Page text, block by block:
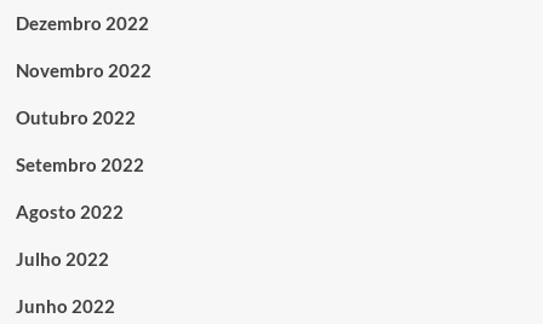
Dezembro 2022
Novembro 2022
Outubro 2022
Setembro 2022
Agosto 2022
Julho 2022
Junho 2022